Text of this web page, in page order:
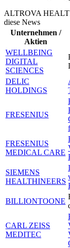
ALTROVA
diese News
Unternehmen /
Aktien
WELLBEING
DIGITAL
SCIENCES
DELIC
HOLDINGS
FRESENIUS
FRESENIUS
MEDICAL CARE
SIEMENS
HEALTHINEERS
BILLIONTOONE
CARL ZEISS
MEDITEC